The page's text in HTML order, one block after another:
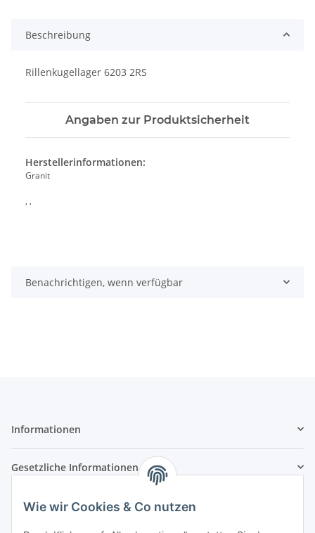
Wie wir Cookies & Co nutzen
Beschreibung
Rillenkugellager 6203 2RS
Angaben zur Produktsicherheit
Herstellerinformationen:
Granit
, ,
Benachrichtigen, wenn verfügbar
Informationen
Gesetzliche Informationen
Zahlungsarten